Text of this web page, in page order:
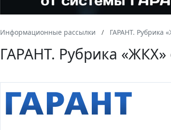
Информационные рассылки ГАРАНТ. Рубрика
ГАРАНТ. Рубрика «ЖКХ»